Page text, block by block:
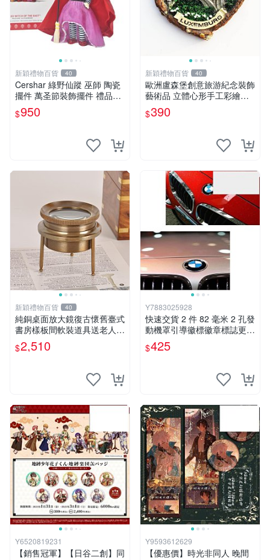
新穎禮物百貨 40
Cershar 綠野仙蹤 巫師 陶瓷
擺件 萬圣節裝飾擺件 禮品禮
物 原盒
$950
新穎禮物百貨 40
歐洲盧森堡創意旅游紀念裝飾
藝術品 立體心形手工彩繪磁
性冰箱貼
$390
新穎禮物百貨 40
純銅桌面放大鏡復古懷舊臺式
書房樣板間軟裝道具送老人禮
物帶木盒
$2,510
Y7883025928
快速交貨 2 件 82 毫米 2 孔發
動機罩引導徽標徽章標誌更換
前後罩後備箱適用於 BMW 新
$425
Y6520819231
【銷售冠軍】【日谷二創】同
Y9593612629
【優惠價】時光非同人 晚間